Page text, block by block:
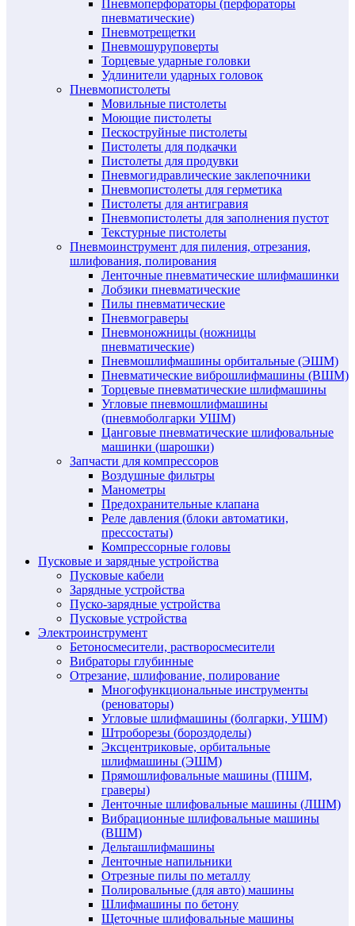
Пневмоперфораторы (перфораторы
пневматические)
Пневмотрещетки
Пневмошуруповерты
Торцевые ударные головки
Удлинители ударных головок
Пневмопистолеты
Мовильные пистолеты
Моющие пистолеты
Пескоструйные пистолеты
Пистолеты для подкачки
Пистолеты для продувки
Пневмогидравлические заклепочники
Пневмопистолеты для герметика
Пистолеты для антигравия
Пневмопистолеты для заполнения пустот
Текстурные пистолеты
Пневмоинструмент для пиления, отрезания,
шлифования, полирования
Ленточные пневматические шлифмашинки
Лобзики пневматические
Пилы пневматические
Пневмограверы
Пневмоножницы (ножницы
пневматические)
Пневмошлифмашины орбитальные (ЭШМ)
Пневматические виброшлифмашины (ВШМ)
Торцевые пневматические шлифмашины
Угловые пневмошлифмашины
(пневмоболгарки УШМ)
Цанговые пневматические шлифовальные
машинки (шарошки)
Запчасти для компрессоров
Воздушные фильтры
Манометры
Предохранительные клапана
Реле давления (блоки автоматики,
прессостаты)
Компрессорные головы
Пусковые и зарядные устройства
Пусковые кабели
Зарядные устройства
Пуско-зарядные устройства
Пусковые устройства
Электроинструмент
Бетоносмесители, растворосмесители
Вибраторы глубинные
Отрезание, шлифование, полирование
Многофункциональные инструменты
(реноваторы)
Угловые шлифмашины (болгарки, УШМ)
Штроборезы (бороздоделы)
Эксцентриковые, орбитальные
шлифмашины (ЭШМ)
Прямошлифовальные машины (ПШМ,
граверы)
Ленточные шлифовальные машины (ЛШМ)
Вибрационные шлифовальные машины
(ВШМ)
Дельташлифмашины
Ленточные напильники
Отрезные пилы по металлу
Полировальные (для авто) машины
Шлифмашины по бетону
Щеточные шлифовальные машины